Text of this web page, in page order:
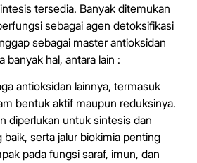
tersedia. Banyak ditemukan
sebagai agen detoksifikasi
sebagai master antioksidan
banyak hal, antara lain :
antioksidan lainnya, termasuk
bentuk aktif maupun reduksinya.
diperlukan untuk sintesis dan
baik, serta jalur biokimia penting
pada fungsi saraf, imun, dan